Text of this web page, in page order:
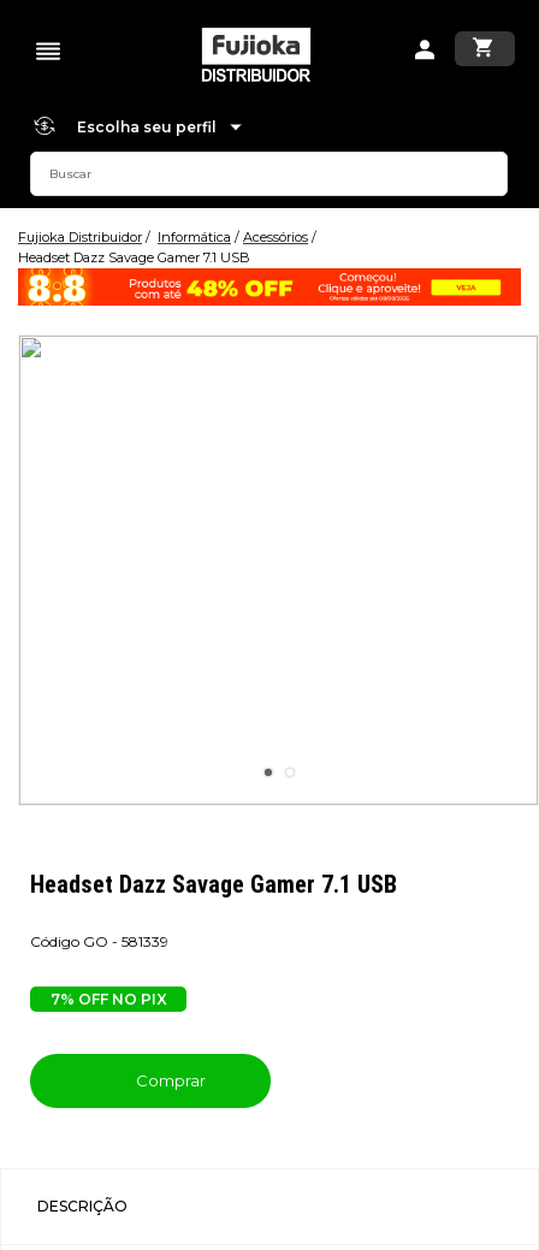
Escolha seu perfil
Fujioka Distribuidor Informática
Acessórios
Headset Dazz Savage Gamer 7.1 USB
Headset Dazz Savage Gamer 7.1 USB
GO - 581339
7% OFF NO PIX
Comprar
DESCRIÇÃO